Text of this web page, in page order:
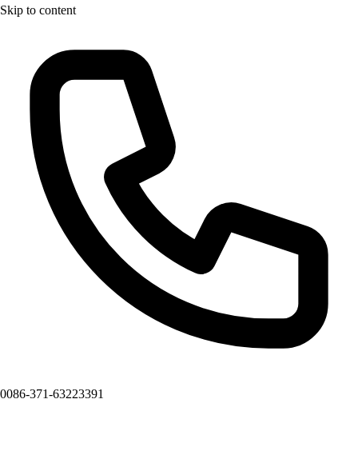
Skip to content
0086-371-63223391